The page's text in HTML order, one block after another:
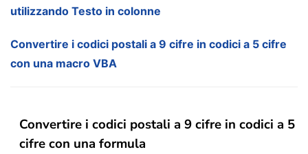
utilizzando Testo in colonne
Convertire i codici postali a 9 cifre in codici a 5 cifre
con una macro VBA
Convertire i codici postali a 9 cifre in codici a 5
cifre con una formula